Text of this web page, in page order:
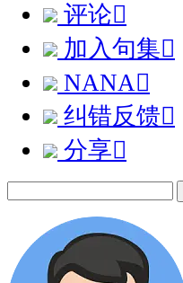
评论
加入句集
NANA
纠错反馈
分享